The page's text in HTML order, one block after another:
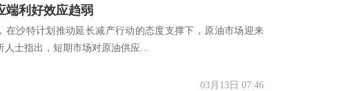
端利好效应趋弱
沙特计划推动延长减产行动的态度支撑下，原油市场迎来
人士指出，短期市场对原油供应...
03月13日 07:46